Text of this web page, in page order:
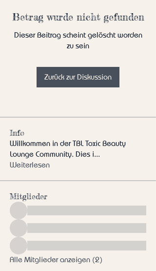
Betrag wurde nicht gefunden
Dieser Beitrag scheint gelöscht worden
zu sein
Zurück zur Diskussion
Info
Willkommen in der TBL Toxic Beauty
Lounge Community. Dies i...
Weiterlesen
Mitglieder
Alle Mitglieder anzeigen (2)